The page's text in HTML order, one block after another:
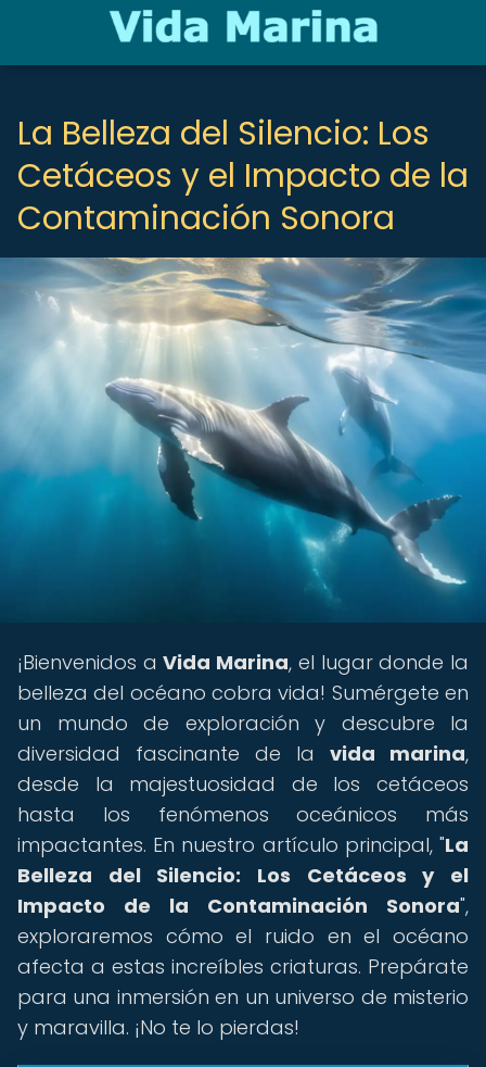
La Belleza del Silencio: Los
Cetáceos y el Impacto de la
Contaminación Sonora
¡Bienvenidos aVida Marina, el lugar donde la
belleza del océano cobra vida! Sumérgete en
un mundo de exploración y descubre la
diversidad fascinante de la vida marina,
desde la majestuosidad de los cetáceos
hasta los fenómenos oceánicos más
impactantes. En nuestro artículo principal, "La
Belleza del Silencio: Los Cetáceos y el
Impacto de la Contaminación Sonora",
exploraremos cómo el ruido en el océano
afecta a estas increíbles criaturas. Prepárate
para una inmersión en un universo de misterio
y maravilla. ¡No te lo pierdas!